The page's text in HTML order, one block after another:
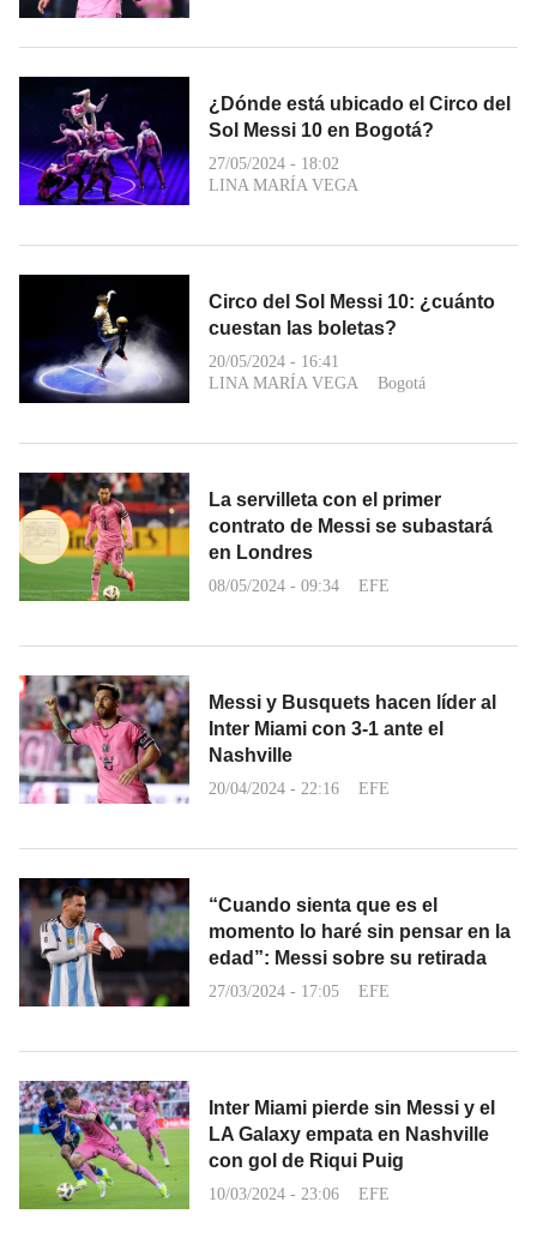
¿Dónde está ubicado el Circo del
Sol Messi 10 en Bogotá?
27/05/2024 - 18:02
LINA MARÍA VEGA
Circo del Sol Messi 10: ¿cuánto
cuestan las boletas?
20/05/2024 - 16:41
LINA MARÍA VEGA
Bogotá
La servilleta con el primer
contrato de Messi se subastará
en Londres
08/05/2024 - 09:34 EFE
Messi y Busquets hacen líder al
Inter Miami con 3-1 ante el
Nashville
20/04/2024 - 22:16 EFE
“Cuando sienta que es el
momento lo haré sin pensar en la
edad”: Messi sobre su retirada
27/03/2024 - 17:05 EFE
Inter Miami pierde sin Messi y el
LA Galaxy empata en Nashville
con gol de Riqui Puig
10/03/2024 - 23:06 EFE